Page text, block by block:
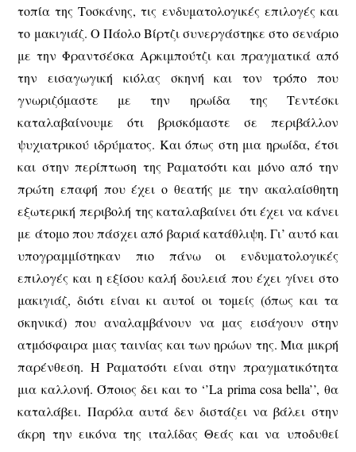
τοπία της Τοσκάνης, τις ενδυματολογικές επιλογές και
το μακιγιάζ. Ο Πάολο Βίρτζι συνεργάστηκε στο σενάριο
με την Φραντσέσκα Αρκιμπούτζι και πραγματικά από
την εισαγωγική κιόλας σκηνή και τον τρόπο που
γνωριζόμαστε με την ηρωίδα της Τεντέσκι
καταλαβαίνουμε ότι βρισκόμαστε σε περιβάλλον
ψυχιατρικού ιδρύματος. Και όπως στη μια ηρωίδα, έτσι
και στην περίπτωση της Ραματσότι και μόνο από την
πρώτη επαφή που έχει ο θεατής με την ακαλαίσθητη
εξωτερική περιβολή της καταλαβαίνει ότι έχει να κάνει
με άτομο που πάσχει από βαριά κατάθλιψη. Γι’ αυτό και
υπογραμμίστηκαν πιο πάνω οι ενδυματολογικές
επιλογές και η εξίσου καλή δουλειά που έχει γίνει στο
μακιγιάζ, διότι είναι κι αυτοί οι τομείς (όπως και τα
σκηνικά) που αναλαμβάνουν να μας εισάγουν στην
ατμόσφαιρα μιας ταινίας και των ηρώων της. Μια μικρή
παρένθεση. Η Ραματσότι είναι στην πραγματικότητα
μια καλλονή. Όποιος δει και το ‘’La prima cosa bella’’, θα
καταλάβει. Παρόλα αυτά δεν διστάζει να βάλει στην
άκρη την εικόνα της ιταλίδας Θεάς και να υποδυθεί